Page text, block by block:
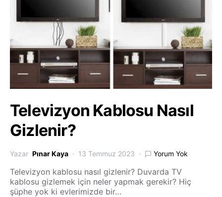
Televizyon Kablosu Nasıl
Gizlenir?
Yazar Pınar Kaya 13 Temmuz 2023 Yorum Yok
Televizyon kablosu nasıl gizlenir? Duvarda TV
kablosu gizlemek için neler yapmak gerekir? Hiç
şüphe yok ki evlerimizde bir…